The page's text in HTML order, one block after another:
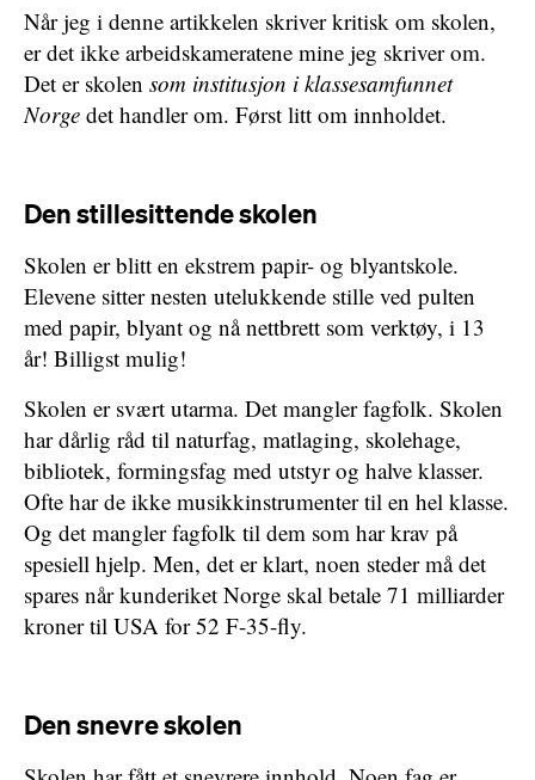
Når jeg i denne artikkelen skriver kritisk om skolen,
er det ikke arbeidskameratene mine jeg skriver om.
Det er skolen som institusjon i klassesamfunnet
Norge det handler om. Først litt om innholdet.
Den stillesittende skolen
Skolen er blitt en ekstrem papir- og blyantskole.
Elevene sitter nesten utelukkende stille ved pulten
med papir, blyant og nå nettbrett som verktøy, i 13
år! Billigst mulig!
Skolen er svært utarma. Det mangler fagfolk. Skolen
har dårlig råd til naturfag, matlaging, skolehage,
bibliotek, formingsfag med utstyr og halve klasser.
Ofte har de ikke musikkinstrumenter til en hel klasse.
Og det mangler fagfolk til dem som har krav på
spesiell hjelp. Men, det er klart, noen steder må det
spares når kunderiket Norge skal betale 71 milliarder
kroner til USA for 52 F-35-fly.
Den snevre skolen